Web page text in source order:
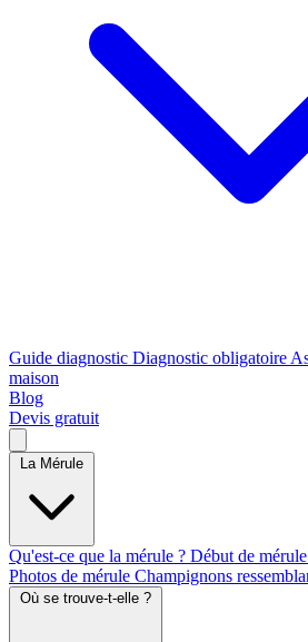
Guide diagnostic Diagnostic obligatoire
maison
Blog
Devis gratuit
Qu'est-ce que la mérule ? Début de mérule
Photos de mérule Champignons